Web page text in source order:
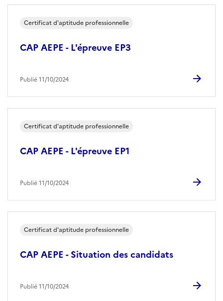
CAP AEPE - L'épreuve EP3
Certificat d'aptitude professionnelle
Publié 11/10/2024
CAP AEPE - L'épreuve EP1
Certificat d'aptitude professionnelle
Publié 11/10/2024
CAP AEPE - Situation des candidats
Certificat d'aptitude professionnelle
Publié 11/10/2024